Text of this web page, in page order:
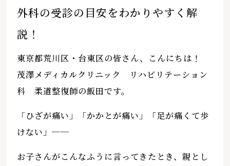
外科の受診の目安をわかりやすく解
説！
東京都荒川区・台東区の皆さん、こんにちは！
茂澤メディカルクリニック リハビリテーション
科 柔道整復師の飯田です。
「ひざが痛い」「かかとが痛い」「足が痛くて歩
けない」──
お子さんがこんなふうに言ってきたとき、親とし